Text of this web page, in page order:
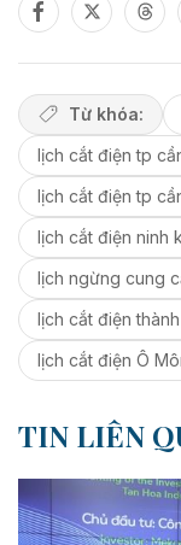
Từ khóa:
lịch cắt điện tp
lịch cắt điện tp
lịch cắt điện ninh
lịch ngừng cung
lịch cắt điện
lịch cắt điện Ô
TIN LIÊN